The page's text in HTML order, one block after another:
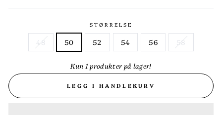
STØRRELSE
48 50 52 54 56 58
Kun 1 produkter på lager!
LEGG I HANDLEKURV